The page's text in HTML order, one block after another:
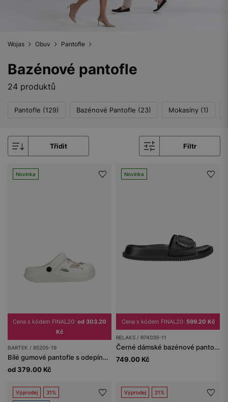
Wojas Obuv Pantofle
Bazénové pantofle
24 produktů
Pantofle (129) Bazénové Pantofle (23) Mokasíny (1)
Třídit Filtr
Novinka
Cena s kódem FINAL20: od 303.20
Kč
BARTEK / 85205-19
Bílé gumové pantofle s odepínacími ozdobami
od 379.00 Kč
Novinka
Cena s kódem FINAL20: 599.20 Kč
RELAKS / R74039-11
Černé dámské bazénové pantofle RELAKS
749.00 Kč
Výprodej 31% Výprodej 21%